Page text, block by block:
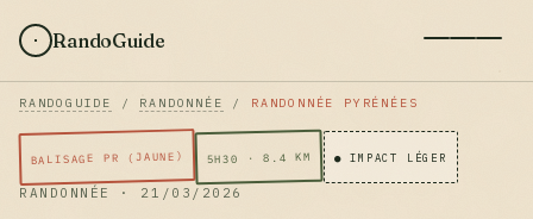
RandoGuide
RANDOGUIDE / RANDONNÉE / RANDONNÉE PYRÉNÉES
BALISAGE PR (JAUNE) 5H30 · 8.4 KM ● IMPACT LÉGER
RANDONNÉE · 21/03/2026